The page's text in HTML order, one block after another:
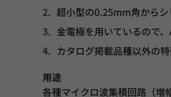
超小型の0.25mm角からシ
金電極を用いているので
カタログ掲載品種以外の
用途
各種マイクロ波集積回路（増